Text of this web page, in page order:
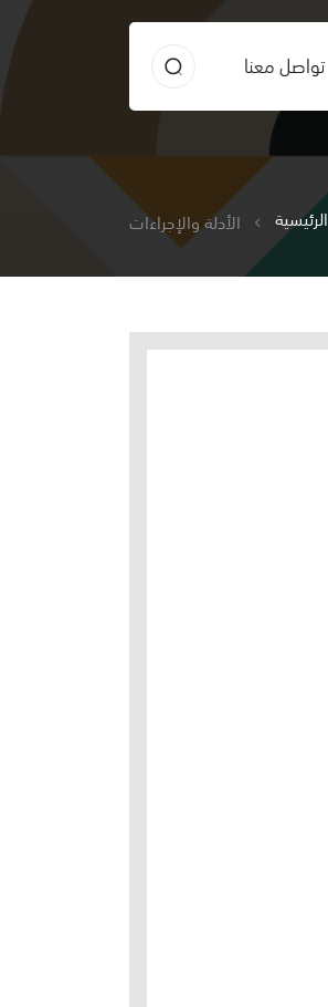
تواصل معنا
الرئيسية الأدلة والإجراءات